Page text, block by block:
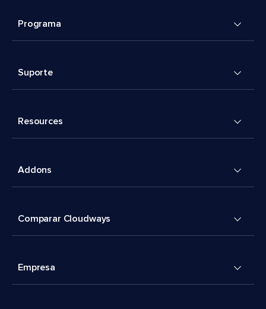
Programa
Suporte
Resources
Addons
Comparar Cloudways
Empresa